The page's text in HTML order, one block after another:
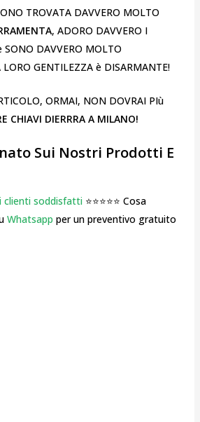
TROVATA DAVVERO MOLTO
, ADORO DAVVERO I
SONO DAVVERO MOLTO
LORO GENTILEZZA è DISARMANTE!
ORMAI, NON DOVRAI PIù
CHIAVI DIERRRA A MILANO!
Sui Nostri Prodotti E
clienti soddisfatti⭐⭐⭐⭐⭐ Cosa
Whatsapp per un preventivo gratuito